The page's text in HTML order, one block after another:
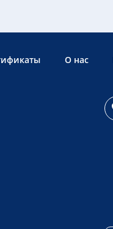
О нас